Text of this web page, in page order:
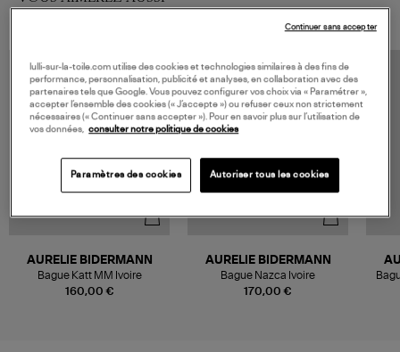
160,00 €
AURELIE BIDERMANN
Bague Katt MM Ivoire
170,00 €
AURELIE BIDERMANN
Bague Nazca Ivoire
lulli-sur-la-toile.com utilise des cookies et technologies similaires à des fins de
performance, personnalisation, publicité et analyses, en collaboration avec des
partenaires tels que Google. Vous pouvez configurer vos choix via « Paramétrer »,
accepter l’ensemble des cookies (« J’accepte ») ou refuser ceux non strictement
nécessaires (« Continuer sans accepter »). Pour en savoir plus sur l’utilisation de
vos données,
consulter notre politique de cookies
Paramètres des cookies Autoriser tous les cookies
Continuer sans accepter